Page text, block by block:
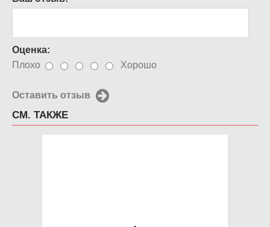
Оценка:
Плохо
Хорошо
Оставить отзыв
СМ. ТАКЖЕ